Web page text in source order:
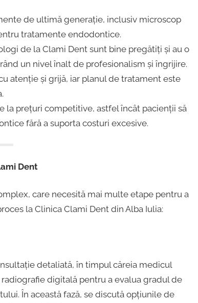
de ultimă generație, inclusiv microscop
tratamente endodontice.
de la Clami Dent sunt bine pregătiți și au o
un nivel înalt de profesionalism și îngrijire.
atenție și grijă, iar planul de tratament este
la prețuri competitive, astfel încât pacienții să
fără a suporta costuri excesive.
Dent
care necesită mai multe etape pentru a
la Clinica Clami Dent din Alba Iulia:
detaliată, în timpul căreia medicul
digitală pentru a evalua gradul de
În această fază, se discută opțiunile de